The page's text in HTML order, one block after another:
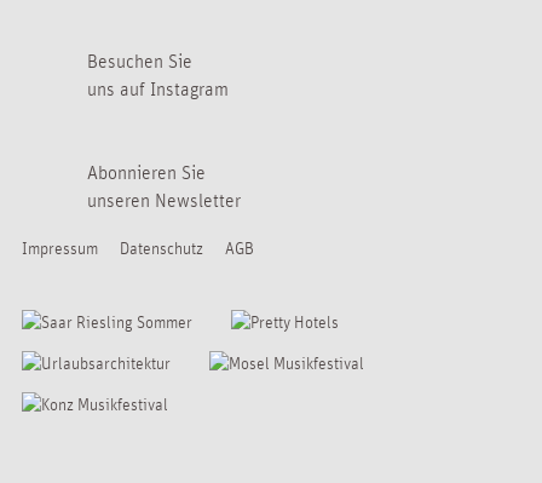
Besuchen Sie
uns auf Instagram
Abonnieren Sie
unseren Newsletter
Impressum Datenschutz AGB